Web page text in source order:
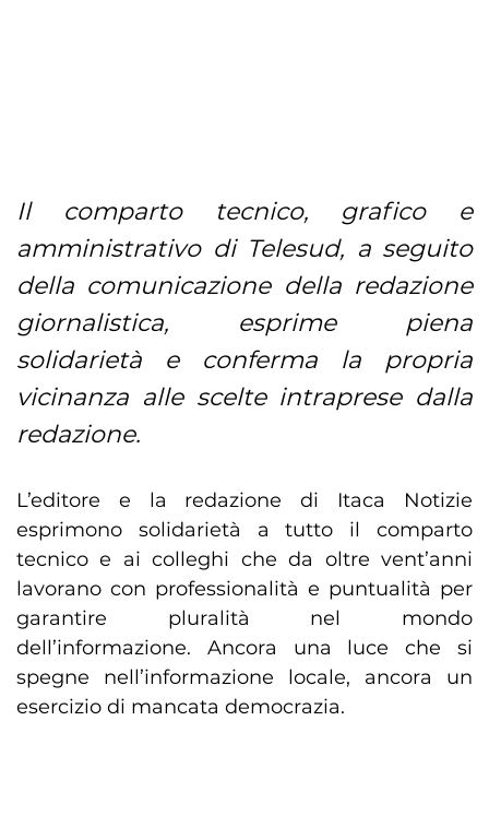
Il comparto tecnico, grafico e
amministrativo di Telesud, a seguito
della comunicazione della redazione
giornalistica, esprime piena
solidarietà e conferma la propria
vicinanza alle scelte intraprese dalla
redazione.
L’editore e la redazione di Itaca Notizie
esprimono solidarietà a tutto il comparto
tecnico e ai colleghi che da oltre vent’anni
lavorano con professionalità e puntualità per
garantire pluralità nel mondo
dell’informazione. Ancora una luce che si
spegne nell’informazione locale, ancora un
esercizio di mancata democrazia.